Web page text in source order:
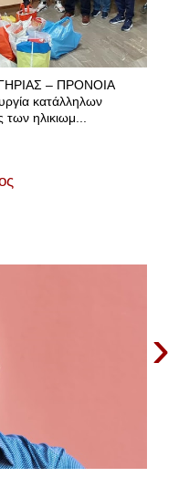
– ΠΡΟΝΟΙΑ
κατάλληλων
ηλικιωμ...
›